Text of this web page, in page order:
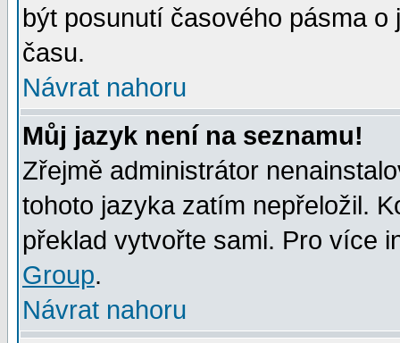
být posunutí časového pásma
času.
Návrat nahoru
Můj jazyk není na seznamu!
Zřejmě administrátor
tohoto jazyka zatím nepřeložil.
překlad vytvořte sami. Pro více
Group.
Návrat nahoru